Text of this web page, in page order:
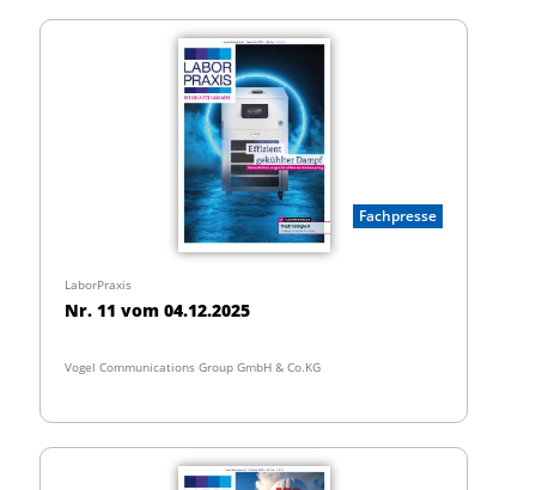
Fachpresse
LaborPraxis
Nr. 11 vom 04.12.2025
Vogel Communications Group GmbH & Co.KG